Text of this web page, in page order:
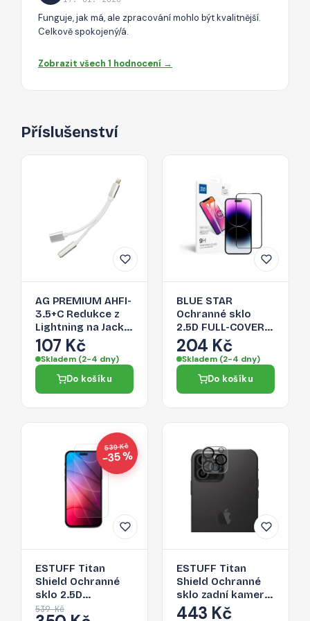
Funguje, jak má, ale zpracování mohlo být kvalitnější.
Celkově spokojený/á.
Zobrazit všech 1 hodnocení →
Příslušenství
AG PREMIUM AHFI-
3.5+C Redukce z
Lightning na Jack
3,5/Lightning,
stříbrná
107 Kč
Skladem (2-4 dny)
Do košíku
BLUE STAR
Ochranné sklo
2.5D FULL-COVER
0.3mm pro iPhone
14 Pro, černý
rámeček
204 Kč
Skladem (2-4 dny)
Do košíku
539 Kč
−35 %
ESTUFF Titan
Shield Ochranné
sklo 2.5D
STANDARD
539 Kč
ESTUFF Titan
Shield Ochranné
sklo zadní kamery
2.5D FULL-COVER
443 Kč